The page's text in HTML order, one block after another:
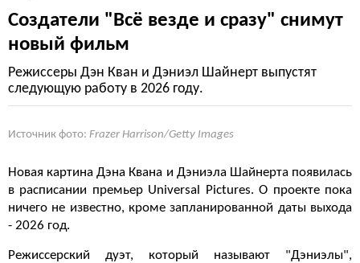
Создатели "Всё везде и сразу" снимут
новый фильм
Режиссеры Дэн Кван и Дэниэл Шайнерт выпустят
следующую работу в 2026 году.
Источник фото: Frazer Harrison/Getty Images
Новая картина Дэна Квана и Дэниэла Шайнерта появилась
в расписании премьер Universal Pictures. О проекте пока
ничего не известно, кроме запланированной даты выхода
- 2026 год.
Режиссерский дуэт, который называют "Дэниэлы",